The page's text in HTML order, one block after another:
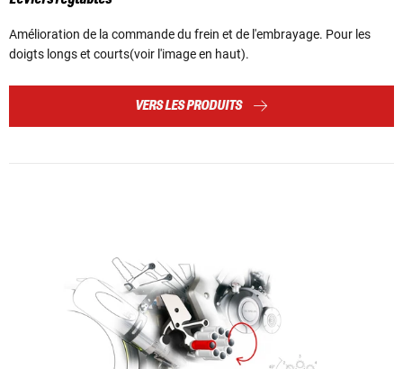
Amélioration de la commande du frein et de l'embrayage. Pour les
doigts longs et courts(voir l'image en haut).
VERS LES PRODUITS